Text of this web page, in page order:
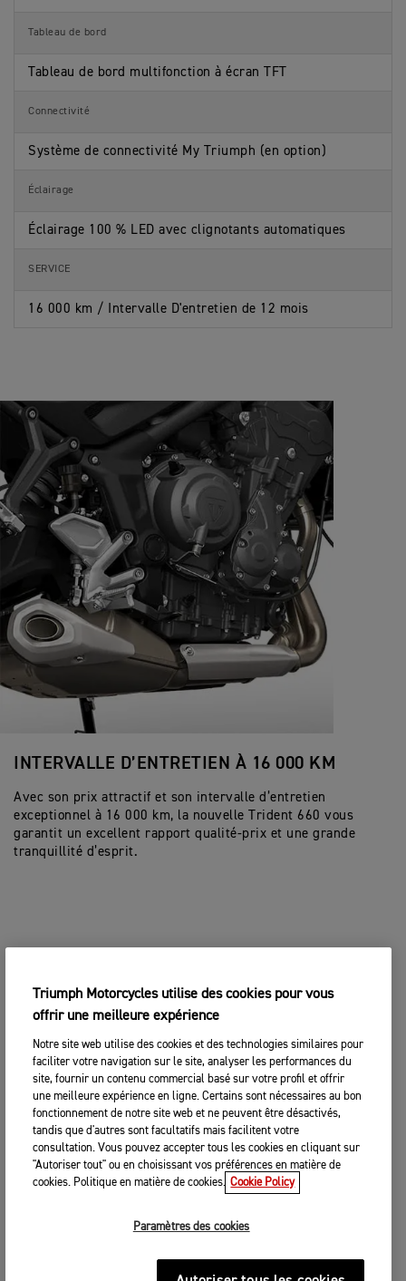
Tableau de bord
Tableau de bord multifonction à écran TFT
Connectivité
Système de connectivité My Triumph (en option)
Éclairage
Éclairage 100 % LED avec clignotants automatiques
SERVICE
16 000 km / Intervalle D'entretien de 12 mois
INTERVALLE D’ENTRETIEN À 16 000 KM
Avec son prix attractif et son intervalle d’entretien
exceptionnel à 16 000 km, la nouvelle Trident 660 vous
garantit un excellent rapport qualité-prix et une grande
tranquillité d’esprit.
Triumph Motorcycles utilise des cookies pour vous
offrir une meilleure expérience
Notre site web utilise des cookies et des technologies similaires pour
faciliter votre navigation sur le site, analyser les performances du
site, fournir un contenu commercial basé sur votre profil et offrir
une meilleure expérience en ligne. Certains sont nécessaires au bon
fonctionnement de notre site web et ne peuvent être désactivés,
tandis que d'autres sont facultatifs mais facilitent votre
consultation. Vous pouvez accepter tous les cookies en cliquant sur
"Autoriser tout" ou en choisissant vos préférences en matière de
cookies. Politique en matière de cookies. Cookie Policy
Paramètres des cookies